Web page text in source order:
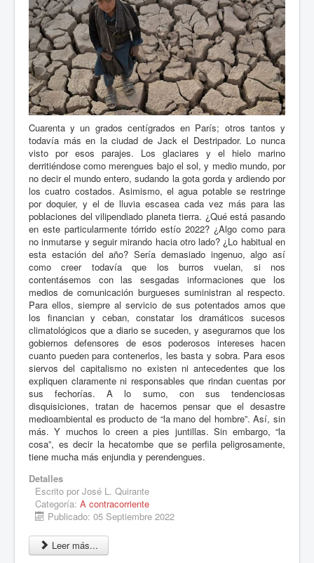
Cuarenta y un grados centígrados en París; otros tantos y
todavía más en la ciudad de Jack el Destripador. Lo nunca
visto por esos parajes. Los glaciares y el hielo marino
derritiéndose como merengues bajo el sol, y medio mundo, por
no decir el mundo entero, sudando la gota gorda y ardiendo por
los cuatro costados. Asimismo, el agua potable se restringe
por doquier, y el de lluvia escasea cada vez más para las
poblaciones del vilipendiado planeta tierra. ¿Qué está pasando
en este particularmente tórrido estío 2022? ¿Algo como para
no inmutarse y seguir mirando hacia otro lado? ¿Lo habitual en
esta estación del año? Sería demasiado ingenuo, algo así
como creer todavía que los burros vuelan, si nos
contentásemos con las sesgadas informaciones que los
medios de comunicación burgueses suministran al respecto.
Para ellos, siempre al servicio de sus potentados amos que
los financian y ceban, constatar los dramáticos sucesos
climatológicos que a diario se suceden, y asegurarnos que los
gobiernos defensores de esos poderosos intereses hacen
cuanto pueden para contenerlos, les basta y sobra. Para esos
siervos del capitalismo no existen ni antecedentes que los
expliquen claramente ni responsables que rindan cuentas por
sus fechorías. A lo sumo, con sus tendenciosas
disquisiciones, tratan de hacernos pensar que el desastre
medioambiental es producto de “la mano del hombre”. Así, sin
más. Y muchos lo creen a pies juntillas. Sin embargo, “la
cosa”, es decir la hecatombe que se perfila peligrosamente,
tiene mucha más enjundia y perendengues.
Detalles
Escrito por José L. Quirante
Categoría: A contracorriente
Publicado: 05 Septiembre 2022
Leer más...